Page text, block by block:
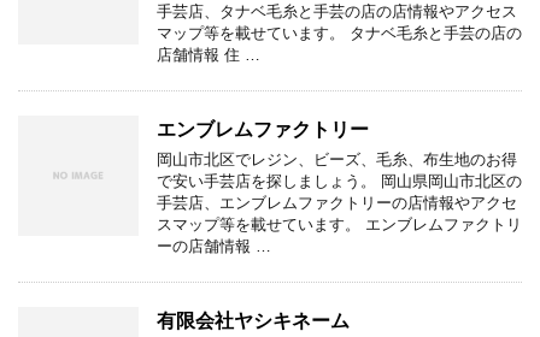
手芸店、タナベ毛糸と手芸の店の店情報やアクセス
マップ等を載せています。 タナベ毛糸と手芸の店の
店舗情報 住 …
エンブレムファクトリー
岡山市北区でレジン、ビーズ、毛糸、布生地のお得
で安い手芸店を探しましょう。 岡山県岡山市北区の
手芸店、エンブレムファクトリーの店情報やアクセ
スマップ等を載せています。 エンブレムファクトリ
ーの店舗情報 …
有限会社ヤシキネーム